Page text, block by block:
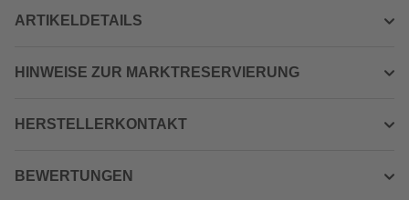
ARTIKELDETAILS
HINWEISE ZUR MARKTRESERVIERUNG
HERSTELLERKONTAKT
BEWERTUNGEN